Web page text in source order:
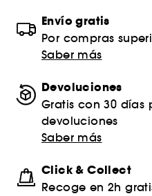
Envío gratis
Por compras
Saber más
Devoluciones
Gratis con 30 días
devoluciones
Saber más
Click & Collect
Recoge en 2h